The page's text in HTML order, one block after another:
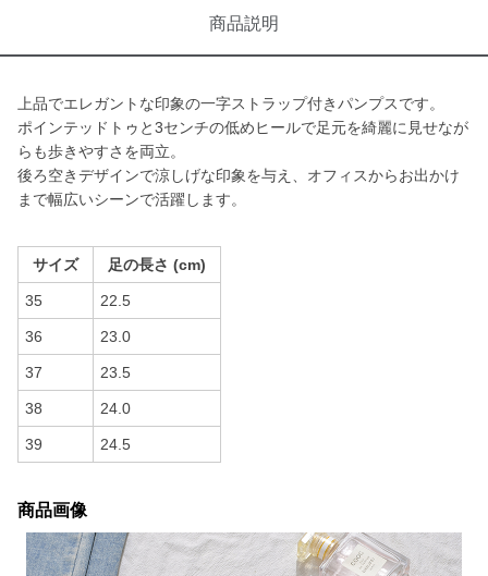
商品説明
上品でエレガントな印象の一字ストラップ付きパンプスです。
ポインテッドトゥと3センチの低めヒールで足元を綺麗に見せなが
らも歩きやすさを両立。
後ろ空きデザインで涼しげな印象を与え、オフィスからお出かけ
まで幅広いシーンで活躍します。
サイズ 足の長さ (cm)
35 22.5
36 23.0
37 23.5
38 24.0
39 24.5
商品画像